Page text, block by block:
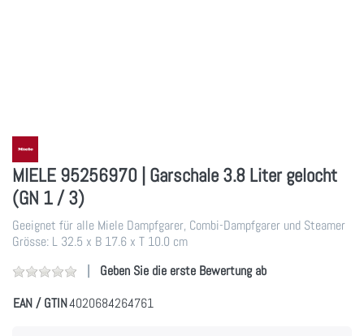
MIELE 95256970 | Garschale 3.8 Liter gelocht
(GN 1 / 3)
Geeignet für alle Miele Dampfgarer, Combi-Dampfgarer und Steamer
Grösse: L 32.5 x B 17.6 x T 10.0 cm
Geben Sie die erste Bewertung ab
EAN / GTIN4020684264761